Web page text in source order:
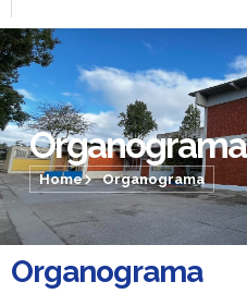
Organograma
Home Organograma
Organograma